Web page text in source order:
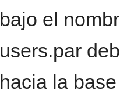
bajo el
users.par
hacia la